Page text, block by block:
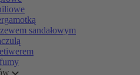
sandałowym